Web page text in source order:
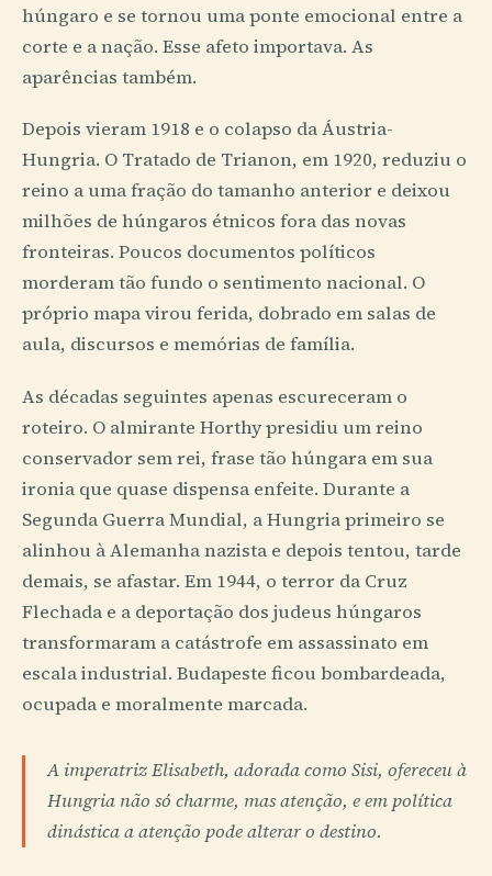
húngaro e se tornou uma ponte emocional entre a
corte e a nação. Esse afeto importava. As
aparências também.
Depois vieram 1918 e o colapso da Áustria-
Hungria. O Tratado de Trianon, em 1920, reduziu o
reino a uma fração do tamanho anterior e deixou
milhões de húngaros étnicos fora das novas
fronteiras. Poucos documentos políticos
morderam tão fundo o sentimento nacional. O
próprio mapa virou ferida, dobrado em salas de
aula, discursos e memórias de família.
As décadas seguintes apenas escureceram o
roteiro. O almirante Horthy presidiu um reino
conservador sem rei, frase tão húngara em sua
ironia que quase dispensa enfeite. Durante a
Segunda Guerra Mundial, a Hungria primeiro se
alinhou à Alemanha nazista e depois tentou, tarde
demais, se afastar. Em 1944, o terror da Cruz
Flechada e a deportação dos judeus húngaros
transformaram a catástrofe em assassinato em
escala industrial. Budapeste ficou bombardeada,
ocupada e moralmente marcada.
A imperatriz Elisabeth, adorada como Sisi, ofereceu à
Hungria não só charme, mas atenção, e em política
dinástica a atenção pode alterar o destino.